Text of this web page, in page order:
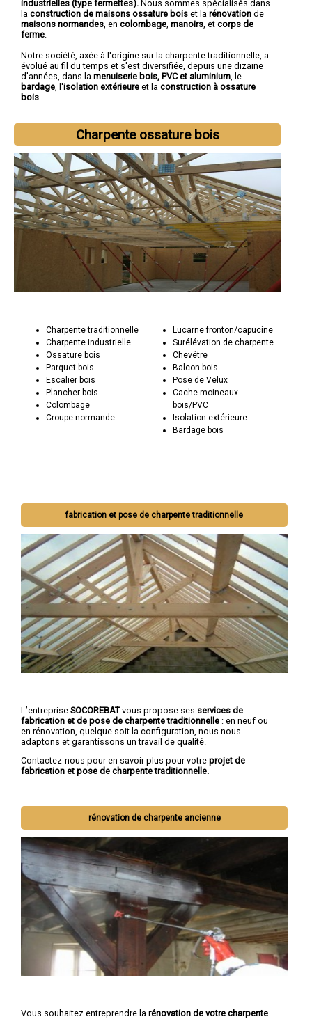
industrielles (type fermettes). Nous sommes spécialisés dans
la construction de maisons ossature bois et la rénovation de
maisons normandes , en colombage manoirs , et corps de
ferme
Notre société, axée à l'origine sur la charpente traditionnelle, a
évolué au fil du temps et s'est diversifiée, depuis une dizaine
d'années, dans la menuiserie bois, PVC et aluminium , le
bardage , l'isolation extérieure et la construction à ossature
bois
Charpente ossature bois
Charpente traditionnelle
Charpente industrielle
Ossature bois
Parquet bois
Escalier bois
Plancher bois
Colombage
Croupe normande
Lucarne fronton/capucine
Surélévation de charpente
Chevêtre
Balcon bois
Pose de Velux
Cache moineaux
bois/PVC
Isolation extérieure
Bardage bois
fabrication et pose de charpente traditionnelle
L’entreprise SOCOREBATvous propose ses services de
fabrication et de pose de charpente traditionnelle : en neuf ou
en rénovation, quelque soit la configuration, nous nous
adaptons et garantissons un travail de qualité.
Contactez-nous pour en savoir plus pour votre projet de
fabrication et pose de charpente traditionnelle.
rénovation de charpente ancienne
Vous souhaitez entreprendre la rénovation de votre charpente